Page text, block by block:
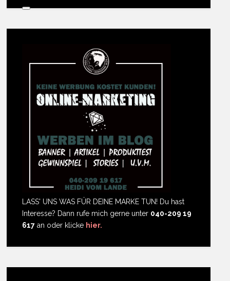
LASS' UNS WAS FÜR DEINE MARKE TUN! Du hast
Interesse? Dann rufe mich gerne unter 040-209 19
617 an oder klicke hier.